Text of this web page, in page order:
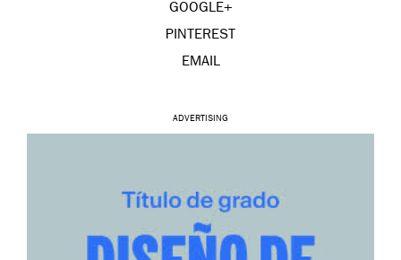
GOOGLE+
PINTEREST
EMAIL
ADVERTISING